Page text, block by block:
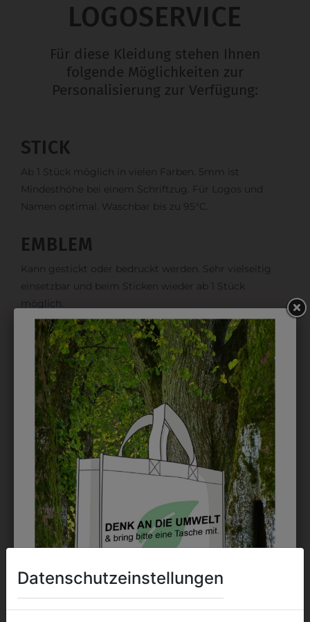
LOGOSERVICE
Für diese Kleidung stehen Ihnen
folgende Möglichkeiten zur
Personalisierung zur Verfügung:
STICK
Ab 1 Stück möglich in vielen Farben. 5mm ist
Mindesthöhe bei einem Schriftzug. Für Logos und
Namen optimal. Waschbar bis zu 95°C.
EMBLEM
Kann gestickt oder bedruckt werden. Sehr vielseitig
einsetzbar und beim Sticken wieder ab 1 Stück
möglich.
DRUCK
Perfekt für große Logos und für kleine Details, jedoch
kostet jede Farbe extra und ist erst ab 12 Stück
möglich. Waschbar bis zu 60°C.
DAS KÖNNTE IHNEN
AUCH GEFALLEN
Datenschutzeinstellungen